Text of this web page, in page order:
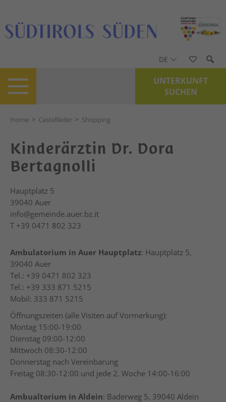
DE
UNTERKUNFT
SUCHEN
Home > Castelfeder > Shopping
Kinderärztin Dr. Dora
Bertagnolli
Hauptplatz 5
39040 Auer
info@gemeinde.auer.bz.it
T +39 0471 802 323
Ambulatorium in Auer Hauptplatz: Hauptplatz 5,
39040 Auer
Tel.: +39 0471 802 323
Tel.: +39 333 871 5215
Mobil: 333 871 5215
Öffnungszeiten (alle Visiten auf Vormerkung):
Montag 15:00-19:00
Dienstag 09:00-12:00
Mittwoch 08:30-12:00
Donnerstag nach Vereinbarung
Freitag 08:30-12:00 und jede 2. Woche 14:00-16:00
Ambualtorium in Aldein: Baderweg 5, 39040 Aldein